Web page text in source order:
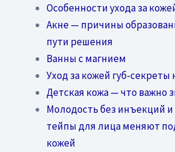
Особенности ухода за
Акне — причины
пути решения
Ванны с магнием
Уход за кожей губ-секреты
Детская кожа — что важно
Молодость без инъекций
тейпы для лица меняют
кожей